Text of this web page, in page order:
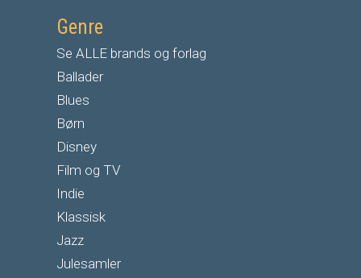
Genre
Se ALLE brands og forlag
Ballader
Blues
Børn
Disney
Film og TV
Indie
Klassisk
Jazz
Julesamler